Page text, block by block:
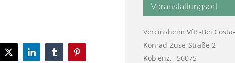
X LinkedInTumblrPinterest
Veranstaltungsort
Vereinsheim VfR -Bei Costa-
Konrad-Zuse-Straße 2
Koblenz,
56075